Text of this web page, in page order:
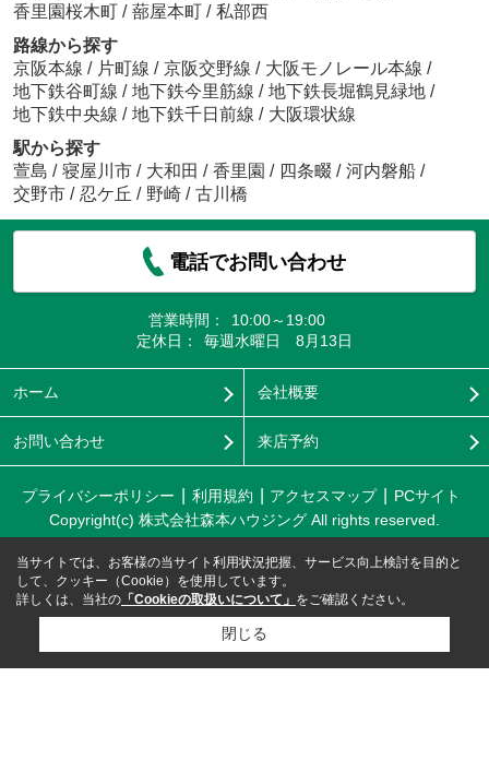
香里園桜木町 / 蔀屋本町 / 私部西
路線から探す
京阪本線 / 片町線 / 京阪交野線 / 大阪モノレール本線 /
地下鉄谷町線 / 地下鉄今里筋線 / 地下鉄長堀鶴見緑地 /
地下鉄中央線 / 地下鉄千日前線 / 大阪環状線
駅から探す
萱島 / 寝屋川市 / 大和田 / 香里園 / 四条畷 / 河内磐船 /
交野市 / 忍ケ丘 / 野崎 / 古川橋
電話でお問い合わせ
営業時間：
10:00～19:00
定休日：
毎週水曜日 8月13日
ホーム 会社概要
お問い合わせ 来店予約
プライバシーポリシー 利用規約 アクセスマップ
PCサイト
Copyright(c) 株式会社森本ハウジング All rights reserved.
当サイトでは、お客様の当サイト利用状況把握、サービス向上検討を目的と
して、クッキー（Cookie）を使用しています。
詳しくは、当社の 「Cookieの取扱いについて」 をご確認ください。
閉じる